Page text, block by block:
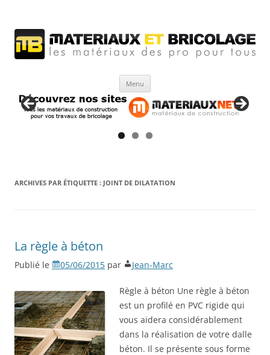
Menu
ARCHIVES PAR ÉTIQUETTE : JOINT DE DILATATION
La règle à béton
Publié le 05/06/2015 par Jean-Marc
Règle à béton Une règle à béton
est un profilé en PVC rigide qui
vous aidera considérablement
dans la réalisation de votre dalle
béton. Il se présente sous forme